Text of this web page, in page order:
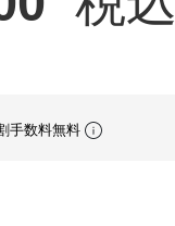
手数料無料